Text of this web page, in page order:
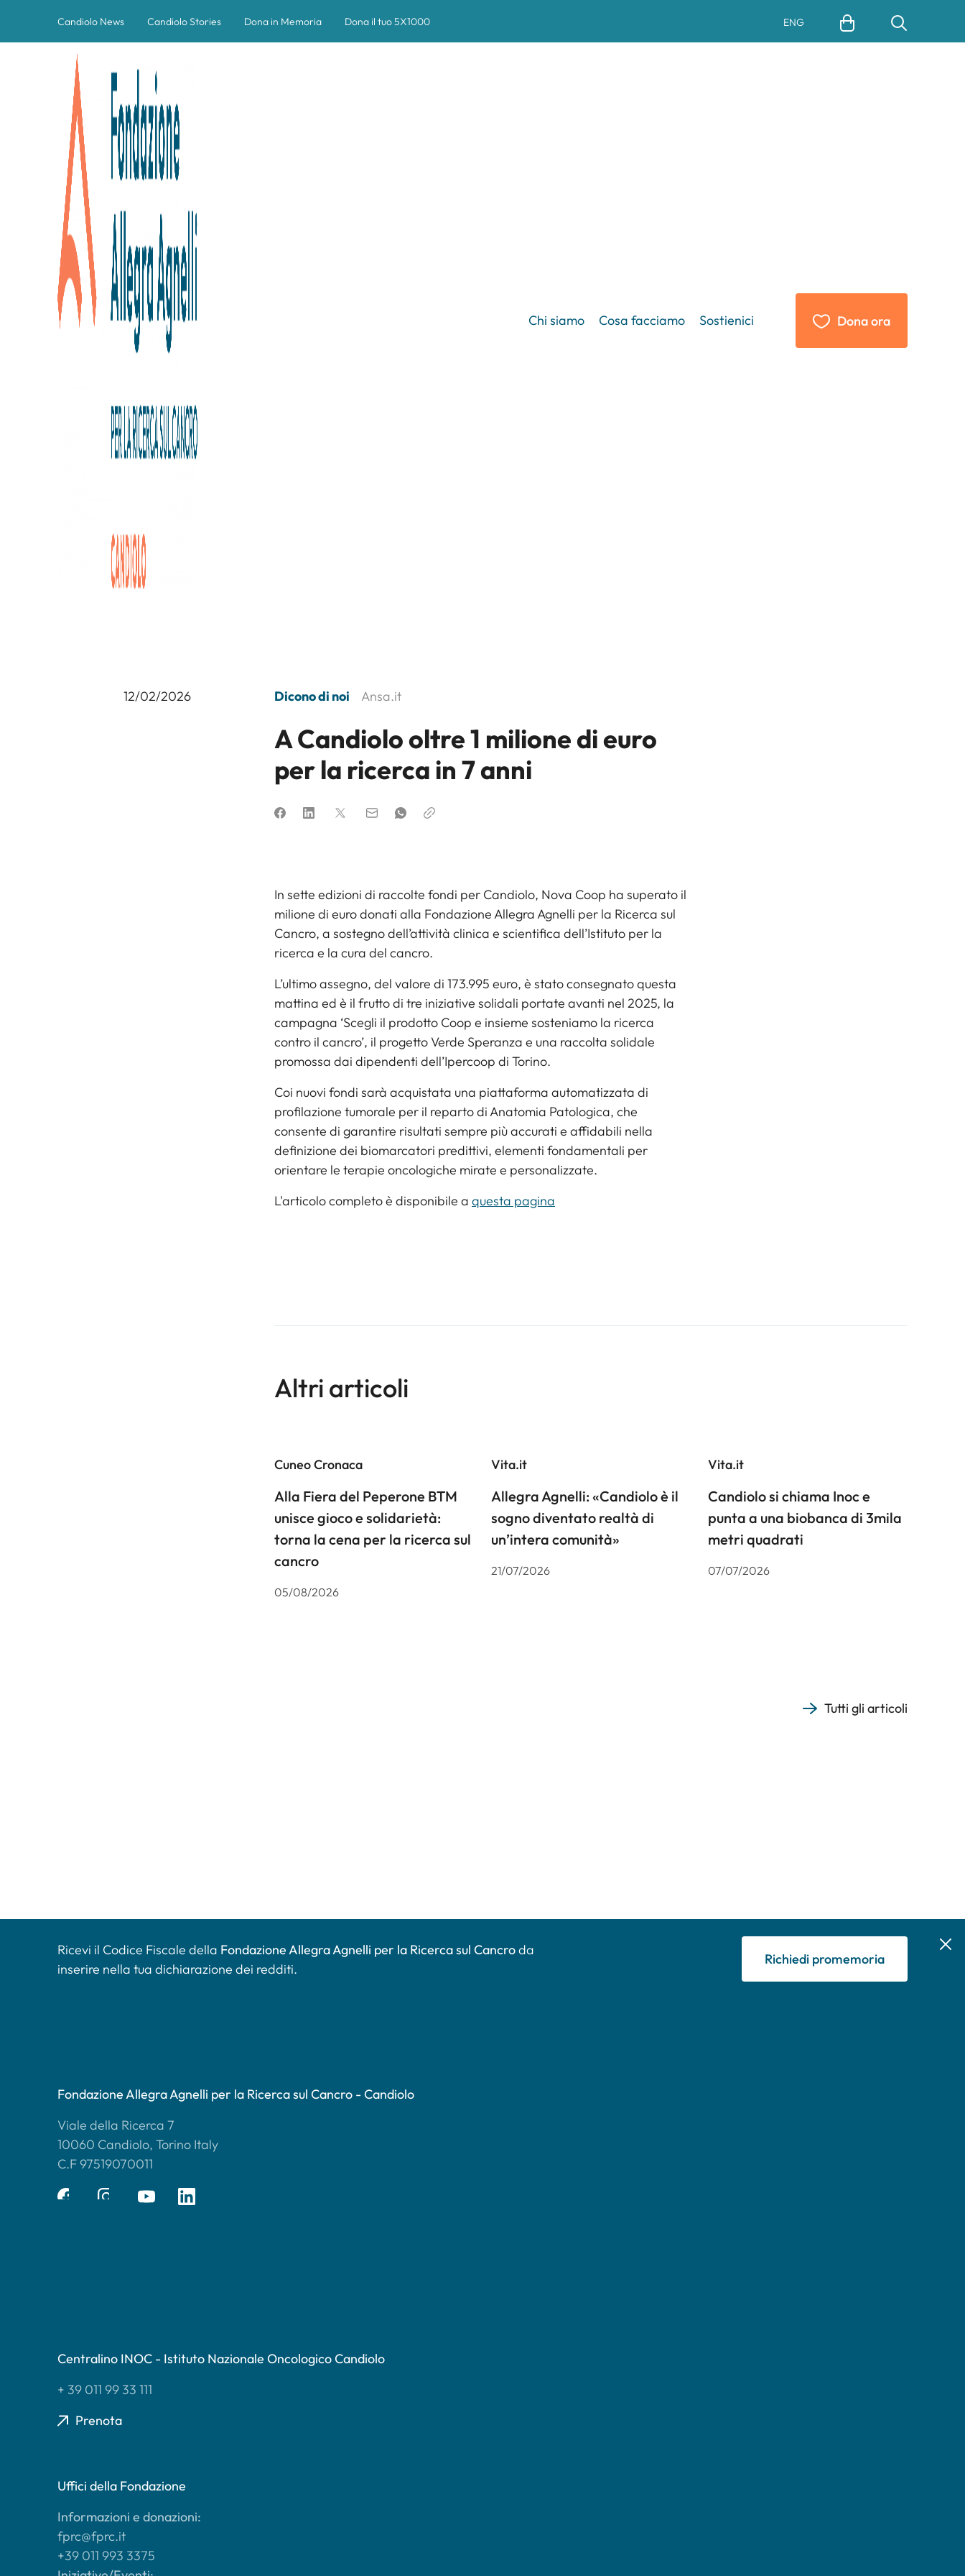
Candiolo News Candiolo Stories Dona in Memoria Dona il tuo 5X1000 ENG
Chi siamo Cosa facciamo Sostienici Dona ora
12/02/2026 Dicono di noi Ansa.it
A Candiolo oltre 1 milione di euro
per la ricerca in 7 anni
In sette edizioni di raccolte fondi per Candiolo, Nova Coop ha superato il
milione di euro donati alla Fondazione Allegra Agnelli per la Ricerca sul
Cancro, a sostegno dell’attività clinica e scientifica dell’Istituto per la
ricerca e la cura del cancro.
L’ultimo assegno, del valore di 173.995 euro, è stato consegnato questa
mattina ed è il frutto di tre iniziative solidali portate avanti nel 2025, la
campagna ‘Scegli il prodotto Coop e insieme sosteniamo la ricerca
contro il cancro’, il progetto Verde Speranza e una raccolta solidale
promossa dai dipendenti dell’Ipercoop di Torino.
Coi nuovi fondi sarà acquistata una piattaforma automatizzata di
profilazione tumorale per il reparto di Anatomia Patologica, che
consente di garantire risultati sempre più accurati e affidabili nella
definizione dei biomarcatori predittivi, elementi fondamentali per
orientare le terapie oncologiche mirate e personalizzate.
L'articolo completo è disponibile a questa pagina
Altri articoli
Cuneo Cronaca
Alla Fiera del Peperone BTM
unisce gioco e solidarietà:
torna la cena per la ricerca sul
cancro
05/08/2026
Vita.it
Allegra Agnelli: «Candiolo è il
sogno diventato realtà di
un’intera comunità»
21/07/2026
Vita.it
Candiolo si chiama Inoc e
punta a una biobanca di 3mila
metri quadrati
07/07/2026
Tutti gli articoli
Ricevi il Codice Fiscale della Fondazione Allegra Agnelli per la Ricerca sul Cancroda
inserire nella tua dichiarazione dei redditi.
Richiedi promemoria
Fondazione Allegra Agnelli per la Ricerca sul Cancro - Candiolo
Viale della Ricerca 7
10060 Candiolo, Torino Italy
C.F 97519070011
Centralino INOC - Istituto Nazionale Oncologico Candiolo
+ 39 011 99 33 111
Prenota
Uffici della Fondazione
Informazioni e donazioni:
fprc@fprc.it
+39 011 993 3375